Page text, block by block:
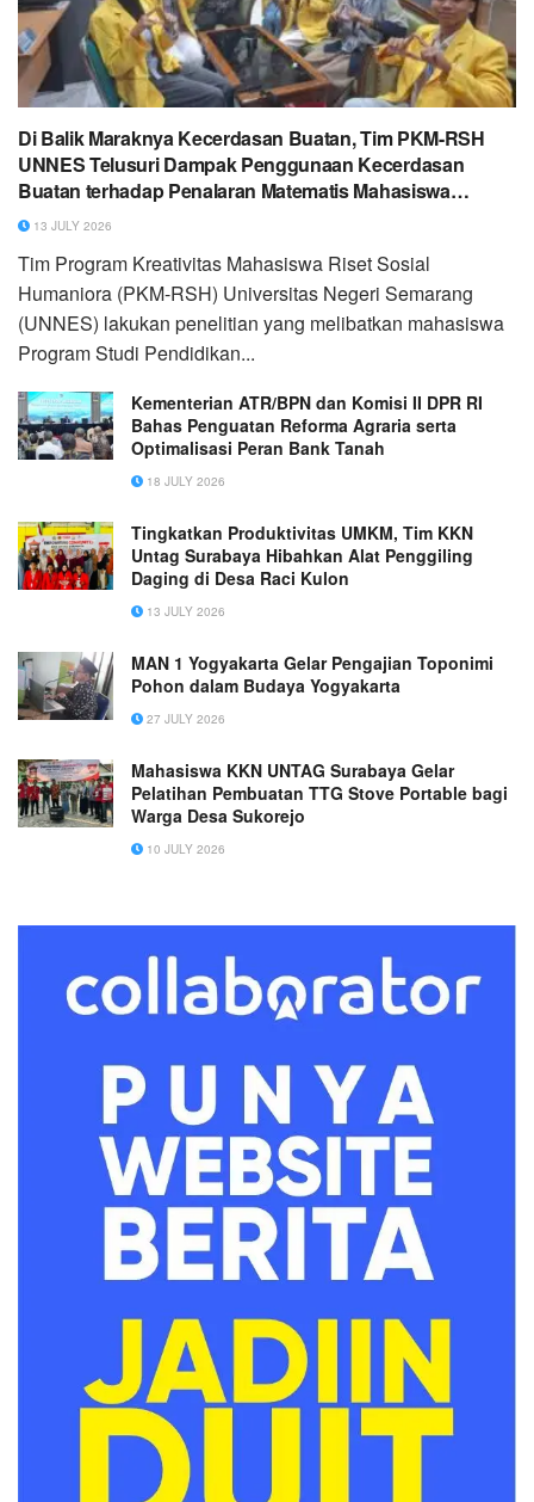
Di Balik Maraknya Kecerdasan Buatan, Tim PKM-RSH
UNNES Telusuri Dampak Penggunaan Kecerdasan
Buatan terhadap Penalaran Matematis Mahasiswa
UPGRIS
13 JULY 2026
Tim Program Kreativitas Mahasiswa Riset Sosial
Humaniora (PKM-RSH) Universitas Negeri Semarang
(UNNES) lakukan penelitian yang melibatkan mahasiswa
Program Studi Pendidikan...
Kementerian ATR/BPN dan Komisi II DPR RI
Bahas Penguatan Reforma Agraria serta
Optimalisasi Peran Bank Tanah
18 JULY 2026
Tingkatkan Produktivitas UMKM, Tim KKN
Untag Surabaya Hibahkan Alat Penggiling
Daging di Desa Raci Kulon
13 JULY 2026
MAN 1 Yogyakarta Gelar Pengajian Toponimi
Pohon dalam Budaya Yogyakarta
27 JULY 2026
Mahasiswa KKN UNTAG Surabaya Gelar
Pelatihan Pembuatan TTG Stove Portable bagi
Warga Desa Sukorejo
10 JULY 2026